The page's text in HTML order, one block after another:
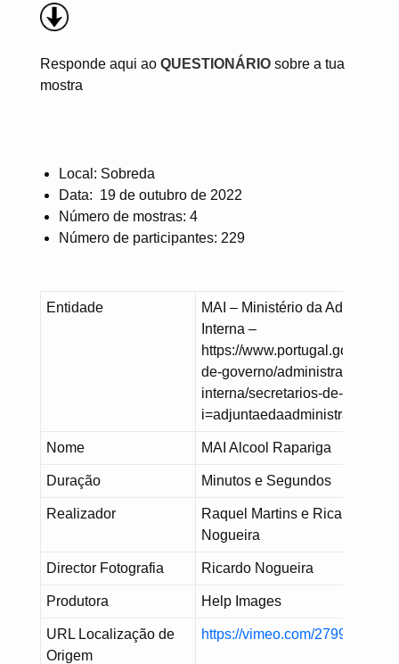
Responde aqui ao QUESTIONÁRIO sobre a tua
mostra
Local: Sobreda
Data: 19 de outubro de 2022
Número de mostras: 4
Número de participantes: 229
Entidade
MAI – Ministério da
Interna –
https://www.portugal.gov.pt/pt/
de-governo/administracao-
interna/secretarios-de-estado?
Nome MAI Alcool Rapariga
Duração Minutos e Segundos
Realizador
Raquel Martins e Ricardo
Nogueira
Director Fotografia Ricardo Nogueira
Produtora Help Images
URL Localização de
Origem
https://vimeo.com/279907909